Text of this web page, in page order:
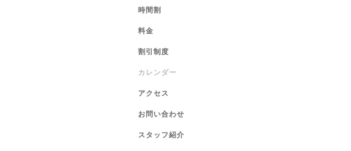
時間割
料金
割引制度
カレンダー
アクセス
お問い合わせ
スタッフ紹介